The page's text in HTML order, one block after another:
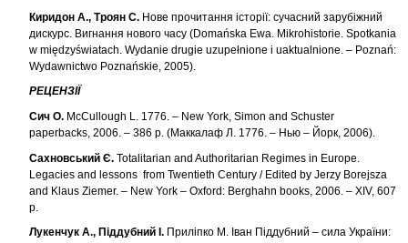
Киридон А., Троян С. Нове прочитання історії: сучасний зарубіжний
дискурс. Вигнання нового часу (Domańska Ewa. Mikrohistorie. Spotkania
w międzyświatach. Wydanie drugie uzupełnione i uaktualnione. – Poznań:
Wydawnictwo Poznańskie, 2005).
РЕЦЕНЗІЇ
Сич О. McCullough L. 1776. – New York, Simon and Schuster
paperbacks, 2006. – 386 p. (Маккалаф Л. 1776. – Нью – Йорк, 2006).
Сахновський Є. Totalitarian and Authoritarian Regimes in Europe.
Legacies and lessons from Twentieth Century / Edited by Jerzy Borejsza
and Klaus Ziemer. – New York – Oxford: Berghahn books, 2006. – XIV, 607
p.
Лукенчук А., Піддубний І. Приліпко М. Іван Піддубний – сила України: